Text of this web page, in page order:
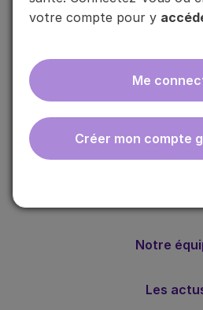
votre compte pour y
Me
Créer mon compte
ebmfrance est une base de
gratuite adaptée à la pratique
Notre
Les